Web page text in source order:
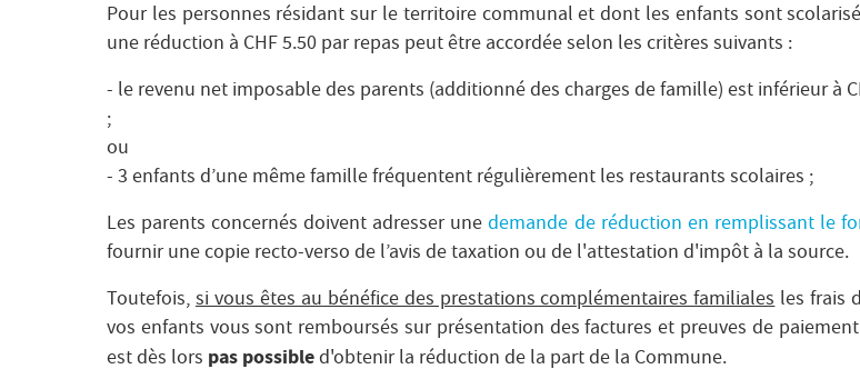
Pour les personnes résidant sur le territoire communal et dont les enfants sont
une réduction à CHF 5.50 par repas peut être accordée selon les critères suivants :
- le revenu net imposable des parents (additionné des charges de famille) est inférieur à
;
ou
- 3 enfants d’une même famille fréquentent régulièrement les restaurants scolaires ;
Les parents concernés doivent adresser unedemande de réduction en remplissant le
fournir une copie recto-verso de l’avis de taxation ou de l'attestation d'impôt à la source.
Toutefois, si vous êtes au bénéfice des prestations complémentaires familiales les frais
vos enfants vous sont remboursés sur présentation des factures et preuves de
est dès lors pas possibled'obtenir la réduction de la part de la Commune.